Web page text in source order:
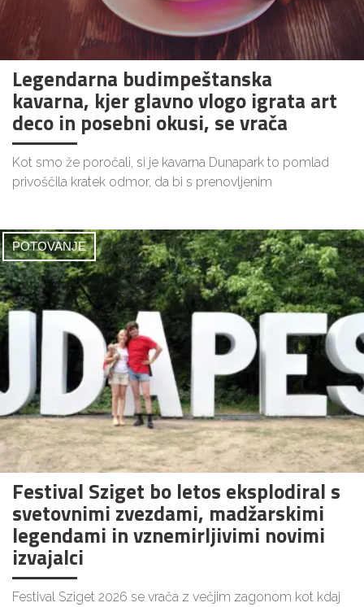
Legendarna budimpeštanska
kavarna, kjer glavno vlogo igrata art
deco in posebni okusi, se vrača
Kot smo že poročali, si je kavarna Dunapark to pomlad
privoščila kratek odmor, da bi s prenovljenim
POTOVANJE
Festival Sziget bo letos eksplodiral s
svetovnimi zvezdami, madžarskimi
legendami in vznemirljivimi novimi
izvajalci
Festival Sziget 2026 se vrača z večjim zagonom kot kdaj